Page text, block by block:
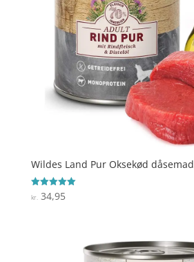
Wildes Land Pur Oksekød
Vurderet
5
kr.34,95